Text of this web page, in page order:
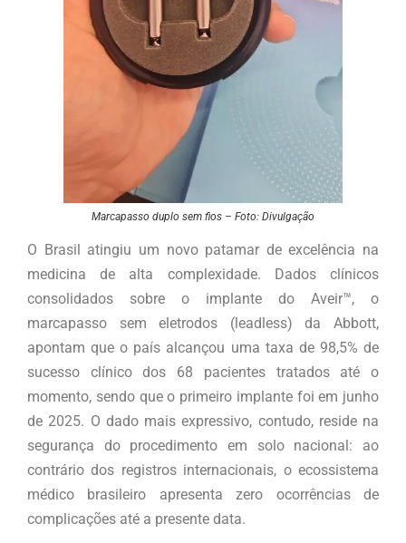
Marcapasso duplo sem fios – Foto: Divulgação
O Brasil atingiu um novo patamar de excelência na
medicina de alta complexidade. Dados clínicos
consolidados sobre o implante do Aveir™, o
marcapasso sem eletrodos (leadless) da Abbott,
apontam que o país alcançou uma taxa de 98,5% de
sucesso clínico dos 68 pacientes tratados até o
momento, sendo que o primeiro implante foi em junho
de 2025. O dado mais expressivo, contudo, reside na
segurança do procedimento em solo nacional: ao
contrário dos registros internacionais, o ecossistema
médico brasileiro apresenta zero ocorrências de
complicações até a presente data.